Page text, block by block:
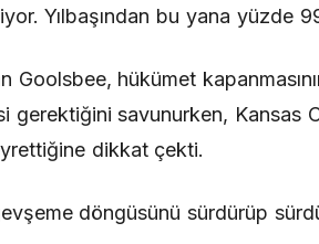
Yılbaşından bu yana yüzde
Goolsbee, hükümet
gerektiğini savunurken, Kansas
dikkat çekti.
döngüsünü sürdürüp